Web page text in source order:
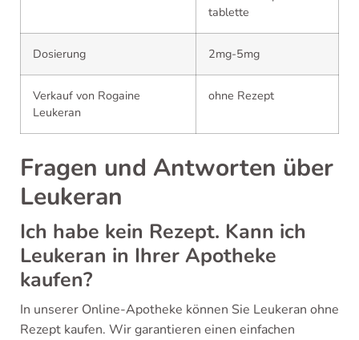
tablette
Dosierung 2mg-5mg
Verkauf von Rogaine
Leukeran
ohne Rezept
Fragen und Antworten über
Leukeran
Ich habe kein Rezept. Kann ich
Leukeran in Ihrer Apotheke
kaufen?
In unserer Online-Apotheke können Sie Leukeran ohne
Rezept kaufen. Wir garantieren einen einfachen